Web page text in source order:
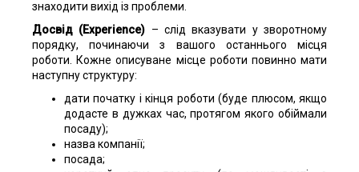
знаходити вихід із проблеми.
Досвід (Experience) – слід вказувати у зворотному
порядку, починаючи з вашого останнього місця
роботи. Кожне описуване місце роботи повинно мати
наступну структуру:
дати початку і кінця роботи (буде плюсом, якщо
додасте в дужках час, протягом якого обіймали
посаду);
назва компанії;
посада;